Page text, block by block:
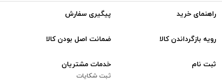
راهنمای خرید پیگیری سفارش
رویه بازگرداندن کالا ضمانت اصل بودن کالا
ثبت نام خدمات مشتریان
ثبت شکایات